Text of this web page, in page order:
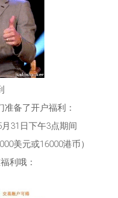
备了开户福利：
31日下午3点期间
美元或16000港币）
利哦：